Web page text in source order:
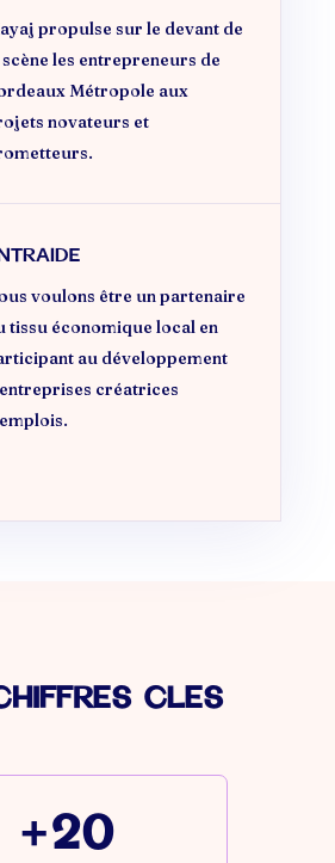
propulse sur le devant de
les entrepreneurs de
Métropole aux
novateurs et
voulons être un partenaire
tissu économique local en
au développement
créatrices
CLES
+20